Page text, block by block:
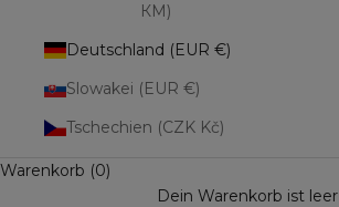
КМ)
Deutschland (EUR €)
Slowakei (EUR €)
Tschechien (CZK Kč)
Warenkorb (0)
Dein Warenkorb ist leer